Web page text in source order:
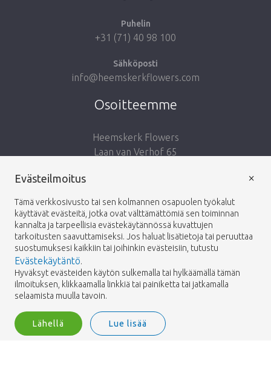
Puhelin
+31 (71) 40 98 100
Sähköposti
info@heemskerkflowers.com
Osoitteemme
Heemskerk Flowers
Laan van Verhof 65
Netherlands
Seuraa meitä:
© 2026 -Heemskerk Flowers
Heemskerk Flowers is a trading name of BGH A.Heemskerk AZN b.v.
Evästeilmoitus
Tämä verkkosivusto tai sen kolmannen osapuolen työkalut
käyttävät evästeitä, jotka ovat välttämättömiä sen toiminnan
kannalta ja tarpeellisia evästekäytännössä kuvattujen
tarkoitusten saavuttamiseksi. Jos haluat lisätietoja tai peruuttaa
suostumuksesi kaikkiin tai joihinkin evästeisiin, tutustu
Evästekäytäntö.
Hyväksyt evästeiden käytön sulkemalla tai hylkäämällä tämän
ilmoituksen, klikkaamalla linkkiä tai painiketta tai jatkamalla
selaamista muulla tavoin.
Lähellä Lue lisää
×